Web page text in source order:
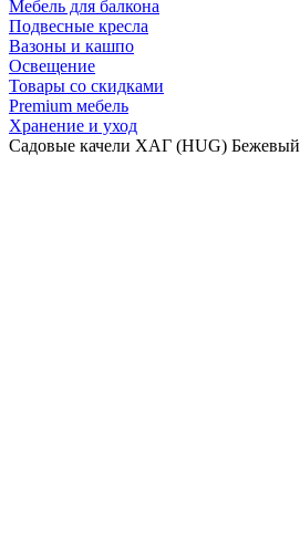
Мебель для балкона
Подвесные кресла
Вазоны и кашпо
Освещение
Товары со скидками
Premium мебель
Хранение и уход
Садовые качели ХАГ (HUG) Бежевый